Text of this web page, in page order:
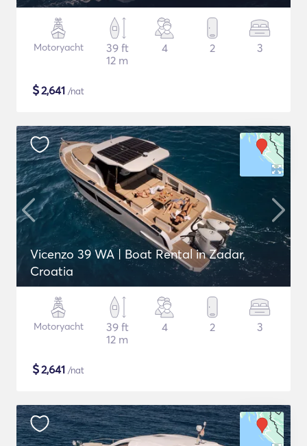
Motoryacht
39 ft
12 m
4 2 3
$2,641 /nat
Vicenzo 39 WA | Boat Rental in Zadar,
Croatia
Motoryacht
39 ft
12 m
4 2 3
$2,641 /nat